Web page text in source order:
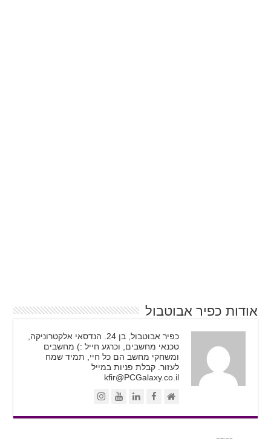
אודות כפיר אבוטבול
כפיר אבוטבול, בן 24. הנדסאי אלקטרוניקה,
טכנאי מחשבים, וכרגע חייל :) מחשבים
ומשחקי מחשב הם כל חיי, תמיד שמח
לעזור. קבלת פניות במייל
kfir@PCGalaxy.co.il